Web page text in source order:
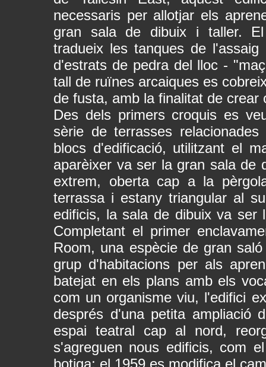
necessaris per allotjar els
gran sala de dibuix i taller. El
tradueix les tanques de
d'estrats de pedra del lloc -
tall de ruïnes arcaiques es
de fusta, amb la finalitat de
Des dels primers croquis es
sèrie de terrasses
blocs d'edificació, utilitzant el
aparèixer va ser la gran sala de
extrem, oberta cap a la
terrassa i estany triangular al
edificis, la sala de dibuix va ser
Completant el primer
Room, una espècie de gran
grup d'habitacions per als
batejat en els plans amb els
com un organisme viu, l'edifici
després d'una petita ampliació
espai teatral cap al nord,
s'agreguen nous edificis, com
botiga; el 1959 es modifica el